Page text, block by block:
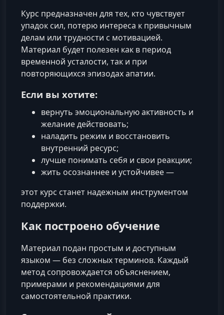
Курс предназначен для тех, кто чувствует
упадок сил, потерю интереса к привычным
делам или трудности с мотивацией.
Материал будет полезен как в период
временной усталости, так и при
повторяющихся эпизодах апатии.
Если вы хотите:
вернуть эмоциональную активность и
желание действовать;
наладить режим и восстановить
внутренний ресурс;
лучше понимать себя и свои реакции;
жить осознаннее и устойчивее —
этот курс станет надежным инструментом
поддержки.
Как построено обучение
Материал подан простым и доступным
языком — без сложных терминов. Каждый
метод сопровождается объяснением,
примерами и рекомендациями для
самостоятельной практики.